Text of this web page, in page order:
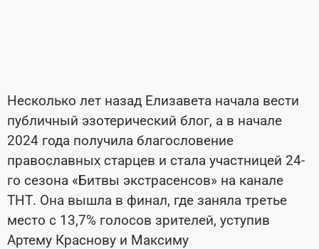
Несколько лет назад Елизавета начала вести
публичный эзотерический блог, а в начале
2024 года получила благословение
православных старцев и стала участницей 24-
го сезона «Битвы экстрасенсов» на канале
ТНТ. Она вышла в финал, где заняла третье
место с 13,7% голосов зрителей, уступив
Артему Краснову и Максиму